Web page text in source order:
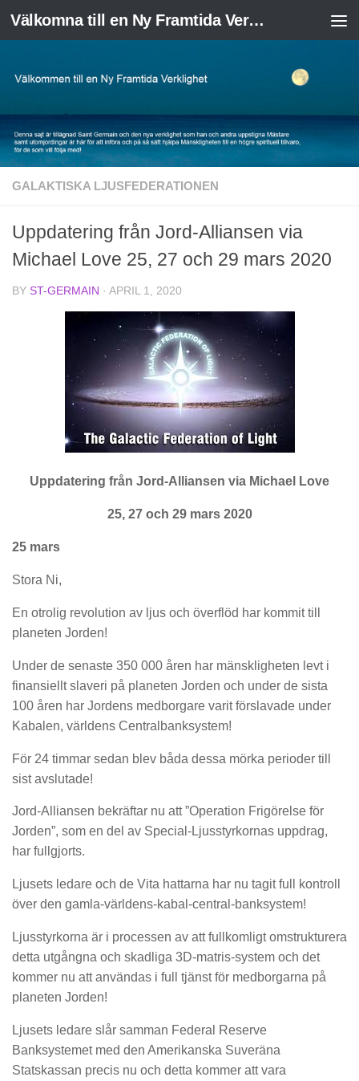
Skip to content Välkomna till en Ny Framtida Verklighet
GALAKTISKA LJUSFEDERATIONEN
Uppdatering från Jord-Alliansen via
Michael Love 25, 27 och 29 mars 2020
BY ST-GERMAIN · APRIL 1, 2020
Uppdatering från Jord-Alliansen via Michael Love
25, 27 och 29 mars 2020
25 mars
Stora Ni,
En otrolig revolution av ljus och överflöd har kommit till
planeten Jorden!
Under de senaste 350 000 åren har mänskligheten levt i
finansiellt slaveri på planeten Jorden och under de sista
100 åren har Jordens medborgare varit förslavade under
Kabalen, världens Centralbanksystem!
För 24 timmar sedan blev båda dessa mörka perioder till
sist avslutade!
Jord-Alliansen bekräftar nu att ”Operation Frigörelse för
Jorden”, som en del av Special-Ljusstyrkornas uppdrag,
har fullgjorts.
Ljusets ledare och de Vita hattarna har nu tagit full kontroll
över den gamla-världens-kabal-central-banksystem!
Ljusstyrkorna är i processen av att fullkomligt omstrukturera
detta utgångna och skadliga 3D-matris-system och det
kommer nu att användas i full tjänst för medborgarna på
planeten Jorden!
Ljusets ledare slår samman Federal Reserve
Banksystemet med den Amerikanska Suveräna
Statskassan precis nu och detta kommer att vara